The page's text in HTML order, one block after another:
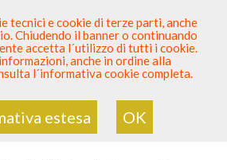
DENTISTA? PARTECIPA
Sei QuiElenco Dentista Sicuro > Odontoiatria>
Dentistici>Trentino>Trento>CAP 38060
CON CAP 38060
tecnici e cookie di terze parti, anche
Chiudendo il banner o continuando
accetta l´utilizzo di tutti i cookie.
anche in ordine alla
l´informativa cookie completa.
estesa OK